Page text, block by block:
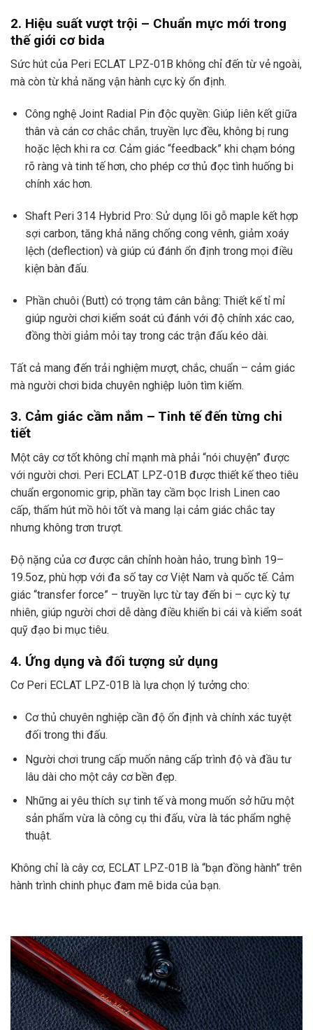
2. Hiệu suất vượt trội – Chuẩn mực mới trong
thế giới cơ bida
Sức hút của Peri ECLAT LPZ-01B không chỉ đến từ vẻ ngoài,
mà còn từ khả năng vận hành cực kỳ ổn định.
Công nghệ Joint Radial Pin độc quyền: Giúp liên kết giữa
thân và cán cơ chắc chắn, truyền lực đều, không bị rung
hoặc lệch khi ra cơ. Cảm giác “feedback” khi chạm bóng
rõ ràng và tinh tế hơn, cho phép cơ thủ đọc tình huống bi
chính xác hơn.
Shaft Peri 314 Hybrid Pro: Sử dụng lõi gỗ maple kết hợp
sợi carbon, tăng khả năng chống cong vênh, giảm xoáy
lệch (deflection) và giúp cú đánh ổn định trong mọi điều
kiện bàn đấu.
Phần chuôi (Butt) có trọng tâm cân bằng: Thiết kế tỉ mỉ
giúp người chơi kiểm soát cú đánh với độ chính xác cao,
đồng thời giảm mỏi tay trong các trận đấu kéo dài.
Tất cả mang đến trải nghiệm mượt, chắc, chuẩn – cảm giác
mà người chơi bida chuyên nghiệp luôn tìm kiếm.
3. Cảm giác cầm nắm – Tinh tế đến từng chi
tiết
Một cây cơ tốt không chỉ mạnh mà phải “nói chuyện” được
với người chơi. Peri ECLAT LPZ-01B được thiết kế theo tiêu
chuẩn ergonomic grip, phần tay cầm bọc Irish Linen cao
cấp, thấm hút mồ hôi tốt và mang lại cảm giác chắc tay
nhưng không trơn trượt.
Độ nặng của cơ được cân chỉnh hoàn hảo, trung bình 19–
19.5oz, phù hợp với đa số tay cơ Việt Nam và quốc tế. Cảm
giác “transfer force” – truyền lực từ tay đến bi – cực kỳ tự
nhiên, giúp người chơi dễ dàng điều khiển bi cái và kiểm soát
quỹ đạo bi mục tiêu.
4. Ứng dụng và đối tượng sử dụng
Cơ Peri ECLAT LPZ-01B là lựa chọn lý tưởng cho:
Cơ thủ chuyên nghiệp cần độ ổn định và chính xác tuyệt
đối trong thi đấu.
Người chơi trung cấp muốn nâng cấp trình độ và đầu tư
lâu dài cho một cây cơ bền đẹp.
Những ai yêu thích sự tinh tế và mong muốn sở hữu một
sản phẩm vừa là công cụ thi đấu, vừa là tác phẩm nghệ
thuật.
Không chỉ là cây cơ, ECLAT LPZ-01B là “bạn đồng hành” trên
hành trình chinh phục đam mê bida của bạn.